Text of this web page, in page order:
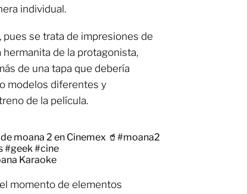
individual.
se trata de impresiones de
de la protagonista,
de una tapa que debería
modelos diferentes y
de la película.
moana 2 en Cinemex 🥤 #moana2
#geek#cine
Karaoke
momento de elementos